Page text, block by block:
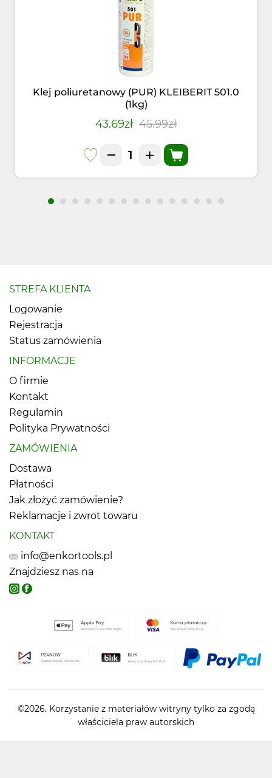
Klej poliuretanowy (PUR) KLEIBERIT 501.0
(1kg)
43.69zł 45.99zł
STREFA KLIENTA
Logowanie
Rejestracja
Status zamówienia
INFORMACJE
O firmie
Kontakt
Regulamin
Polityka Prywatności
ZAMÓWIENIA
Dostawa
Płatności
Jak złożyć zamówienie?
Reklamacje i zwrot towaru
KONTAKT
info@enkortools.pl
Znajdziesz nas na
©2026. Korzystanie z materiałów witryny tylko za zgodą
właściciela praw autorskich